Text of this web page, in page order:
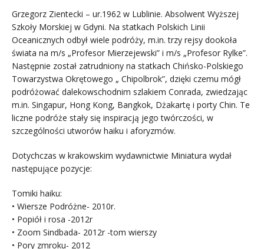
Grzegorz Zientecki – ur.1962 w Lublinie. Absolwent Wyższej
Szkoły Morskiej w Gdyni. Na statkach Polskich Linii
Oceanicznych odbył wiele podróży, m.in. trzy rejsy dookoła
świata na m/s „Profesor Mierzejewski” i m/s „Profesor Rylke”.
Następnie został zatrudniony na statkach Chińsko-Polskiego
Towarzystwa Okrętowego „ Chipolbrok”, dzięki czemu mógł
podróżować dalekowschodnim szlakiem Conrada, zwiedzając
m.in. Singapur, Hong Kong, Bangkok, Dżakartę i porty Chin. Te
liczne podróże stały się inspiracją jego twórczości, w
szczególności utworów haiku i aforyzmów.
Dotychczas w krakowskim wydawnictwie Miniatura wydał
następujące pozycje:
Tomiki haiku:
• Wiersze Podróżne- 2010r.
• Popiół i rosa -2012r
• Zoom Sindbada- 2012r -tom wierszy
• Pory zmroku- 2012